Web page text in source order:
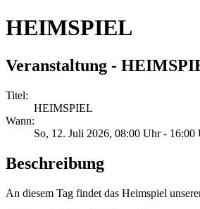
HEIMSPIEL
Veranstaltung -
Titel:
HEIMSPIEL
Wann:
So, 12. Juli 2026, 08:00 Uhr- 16:00
Beschreibung
An diesem Tag findet das Heimspiel